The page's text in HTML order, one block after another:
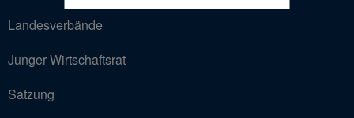
Landesverbände
Junger Wirtschaftsrat
Satzung